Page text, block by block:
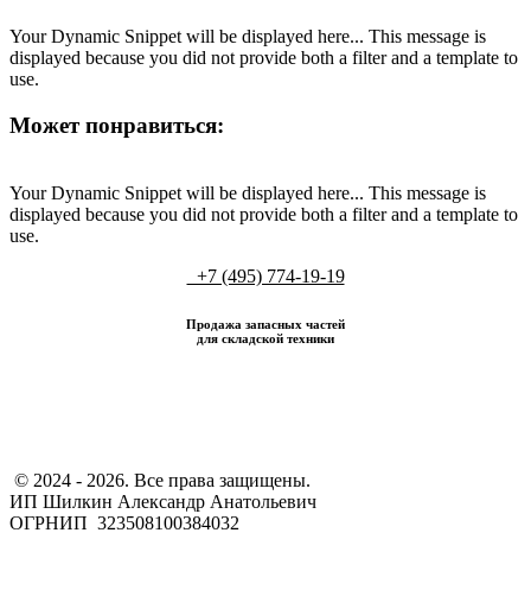
Your Dynamic Snippet will be displayed here... This message is
displayed because you did not provide both a filter and a template to
use.
Может понравиться:
Your Dynamic Snippet will be displayed here... This message is
displayed because you did not provide both a filter and a template to
use.
+7 (495) 774-19-19
Продажа запасных частей
для складской техники
​ © 2024 - 2026. Все права защищены.
ИП Шилкин Александр Анатольевич
ОГРНИП 323508100384032